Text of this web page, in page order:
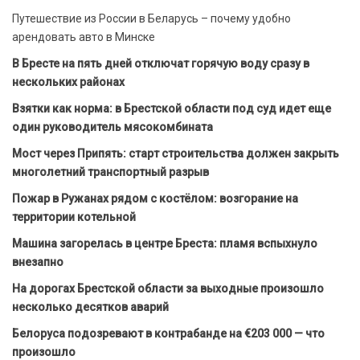
Путешествие из России в Беларусь – почему удобно
арендовать авто в Минске
В Бресте на пять дней отключат горячую воду сразу в
нескольких районах
Взятки как норма: в Брестской области под суд идет еще
один руководитель мясокомбината
Мост через Припять: старт строительства должен закрыть
многолетний транспортный разрыв
Пожар в Ружанах рядом с костёлом: возгорание на
территории котельной
Машина загорелась в центре Бреста: пламя вспыхнуло
внезапно
На дорогах Брестской области за выходные произошло
несколько десятков аварий
Белоруса подозревают в контрабанде на €203 000 — что
произошло